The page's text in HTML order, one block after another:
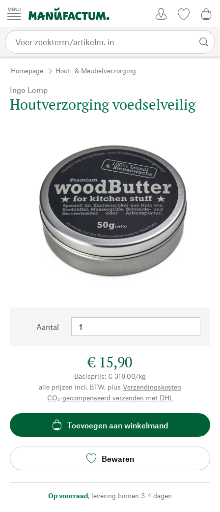
Passer au contenu
Homepage Hout- & Meubelverzorging
Ingo Lomp
Houtverzorging voedselveilig
Aantal
€ 15,90
Basisprijs: € 318,00/kg
alle prijzen incl. BTW, plus Verzendingskosten
CO₂-gecompenseerd verzenden met DHL
Toevoegen aan winkelmand
Bewaren
Op voorraad, levering binnen 3-4 dagen